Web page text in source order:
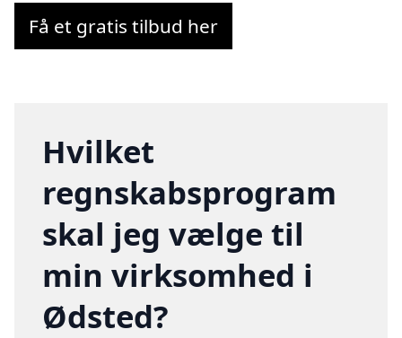
Få et gratis tilbud her
Hvilket
regnskabsprogram
skal jeg vælge til
min virksomhed i
Ødsted?